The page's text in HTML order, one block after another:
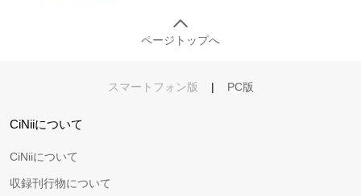
ページトップへ
スマートフォン版 | PC版
CiNiiについて
CiNiiについて
収録刊行物について